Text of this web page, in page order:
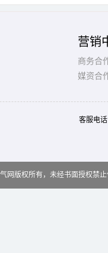
营销
商务合
媒资合
客服电
气网版权所有，未经书面授权